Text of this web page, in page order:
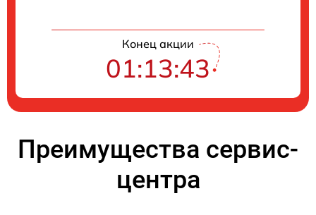
Конец акции
01:13:42
Преимущества сервис-
центра